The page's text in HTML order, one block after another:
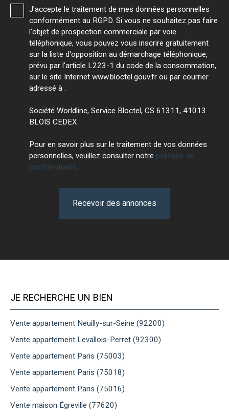
J'accepte le traitement de mes données personnelles
conformément au RGPD. Si vous ne souhaitez pas faire
l'objet de prospection commerciale par voie
téléphonique, vous pouvez vous inscrire gratuitement
sur la liste d'opposition au démarchage téléphonique,
prévu par l'article L223-1 du code de la consommation,
sur le site Internet www.bloctel.gouv.fr ou par courrier
adressé à :
Société Worldline, Service Bloctel, CS 61311, 41013
BLOIS CEDEX.
Pour en savoir plus sur le traitement de vos données
personnelles, veuillez consulter notre politique de
confidentialité
Recevoir des annonces
JE RECHERCHE UN BIEN
Vente appartement Neuilly-sur-Seine (92200)
Vente appartement Levallois-Perret (92300)
Vente appartement Paris (75003)
Vente appartement Paris (75018)
Vente appartement Paris (75016)
Vente maison Égreville (77620)